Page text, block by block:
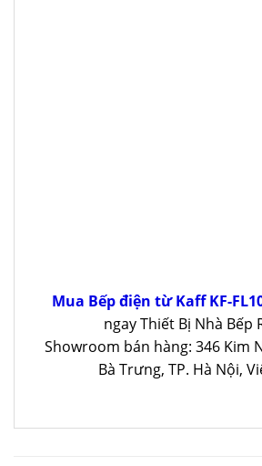
Mua Bếp điện từ Kaff KF-
ngay Thiết Bị Nhà Bếp
Showroom bán hàng: 346 Kim
Bà Trưng, TP. Hà Nội,